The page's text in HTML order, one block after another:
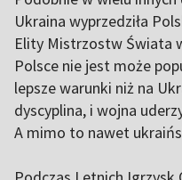
Ukraina wyprzedziła
Elity Mistrzostw Świata
Polsce nie jest może
lepsze warunki niż na
dyscyplina, i wojna
A mimo to nawet